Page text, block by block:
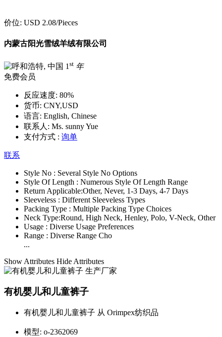
价位: USD 2.08/Pieces
内蒙古阳光雪绒羊绒有限公司
1 st 年
免费会员
反应速度: 80%
货币: CNY,USD
语言: English, Chinese
联系人: Ms. sunny Yue
支付方式 : 询单
联系
Style No : Several Style No Options
Style Of Length : Numerous Style Of Length Range
Return Applicable:Other, Never, 1-3 Days, 4-7 Days
Sleeveless : Different Sleeveless Types
Packing Type : Multiple Packing Type Choices
Neck Type:Round, High Neck, Henley, Polo, V-Neck, Other
Usage : Diverse Usage Preferences
Range : Diverse Range Cho
...
Show Attributes Hide Attributes
有机婴儿和儿童裤子
有机婴儿和儿童裤子 从 Orimpex纺织品
模型: o-2362069